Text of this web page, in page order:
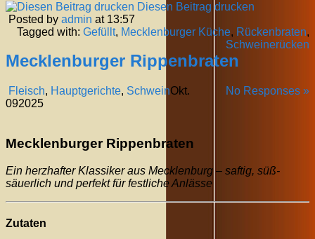
Diesen Beitrag drucken
Posted by admin at 13:57
Tagged with: Gefüllt, Mecklenburger Küche, Rückenbraten,
Schweinerücken
Mecklenburger Rippenbraten
Fleisch, Hauptgerichte, Schwein No Responses »
Okt.
092025
Mecklenburger Rippenbraten
Ein herzhafter Klassiker aus Mecklenburg – saftig, süß-
säuerlich und perfekt für festliche Anlässe
Zutaten